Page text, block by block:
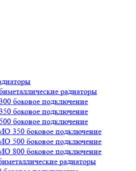
радиаторы
боковое подключение
боковое подключение
боковое подключение
350 боковое подключение
500 боковое подключение
800 боковое подключение
радиаторы